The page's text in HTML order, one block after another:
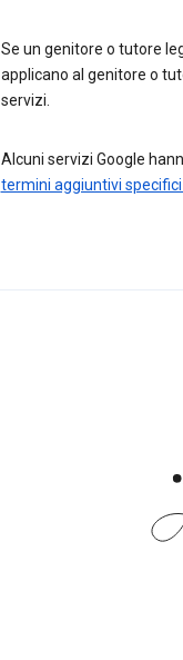
Se un genitore o tutore
applicano al genitore o
servizi.
Alcuni servizi Google
termini aggiuntivi